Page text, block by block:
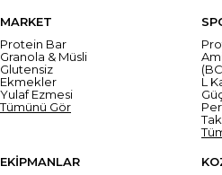
MARKET
Protein Bar
Granola & Müsli
Glutensiz
Ekmekler
Yulaf Ezmesi
Tümünü Gör
L
EKİPMANLAR